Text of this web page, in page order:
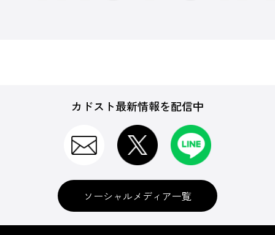
カドスト最新情報を配信中
ソーシャルメディア一覧